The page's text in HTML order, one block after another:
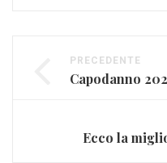
PRECEDENTE
Ecco la